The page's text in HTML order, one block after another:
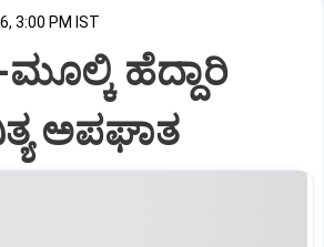
3:00 PM IST
ಹೆದ್ದಾರಿ
ಅಪಘಾತ